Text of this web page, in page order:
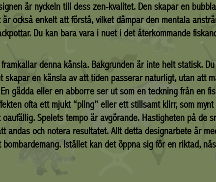
är nyckeln till dess zen-kvalitet. Den skapar en
också enkelt att förstå, vilket dämpar den mentala
Du kan bara vara i nuet i det återkommande
denna känsla. Bakgrunden är inte helt statisk.
skapar en känsla av att tiden passerar naturligt, utan att
gädda eller en abborre ser ut som en teckning från en
ofta ett mjukt “pling” eller ett stillsamt klirr, som
Spelets tempo är avgörande. Hastigheten på de
andas och notera resultatet. Allt detta designarbete är
Istället kan det öppna sig för en riktad,